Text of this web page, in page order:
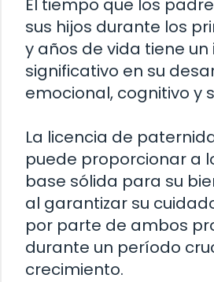
El tiempo que los
sus hijos durante los
y años de vida tiene
significativo en su
emocional, cognitivo y
La licencia de
puede proporcionar a
base sólida para su
al garantizar su
por parte de ambos
durante un período
crecimiento.